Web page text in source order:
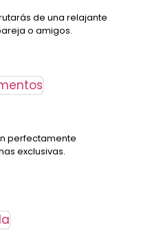
de una relajante
o amigos.
perfectamente
exclusivas.